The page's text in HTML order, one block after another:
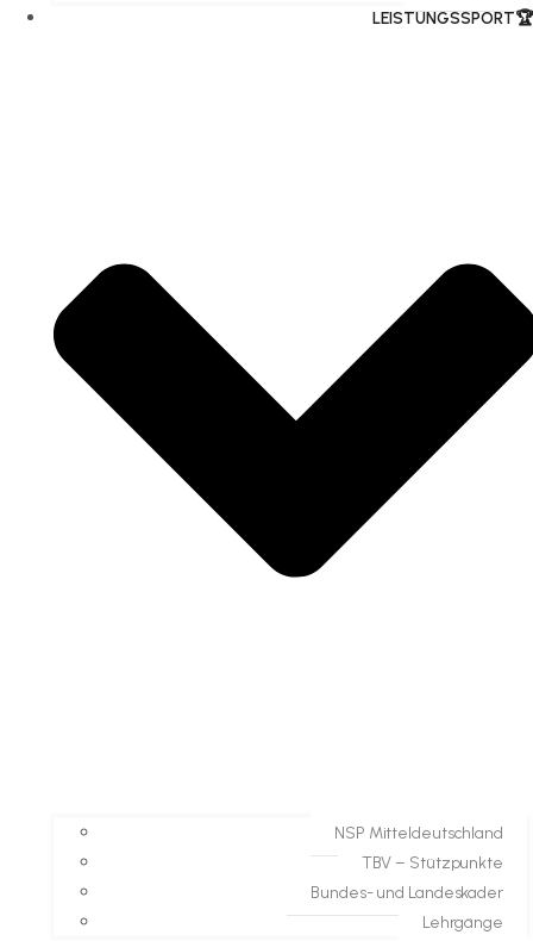
​LEISTUNGSSPORT🏆
NSP Mitteldeutschland
TBV – Stützpunkte
Bundes- und Landeskader
Lehrgänge